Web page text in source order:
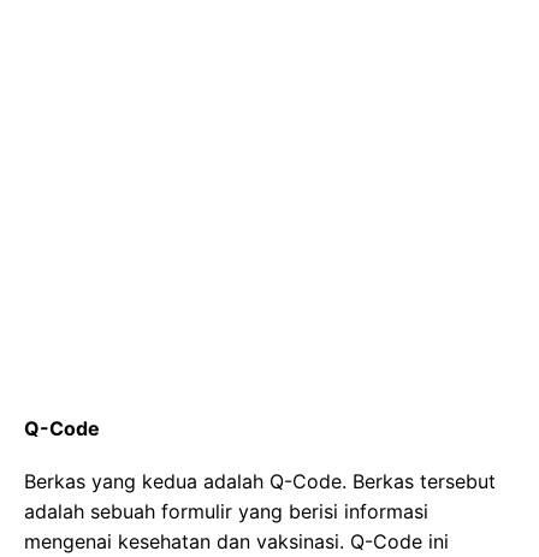
Q-Code
Berkas yang kedua adalah Q-Code. Berkas tersebut
adalah sebuah formulir yang berisi informasi
mengenai kesehatan dan vaksinasi. Q-Code ini